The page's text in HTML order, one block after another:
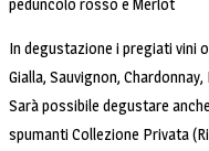
In degustazione i pregiati vini
Gialla, Sauvignon,
Sarà possibile degustare
spumanti Collezione Privata